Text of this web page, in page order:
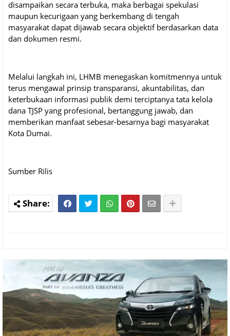
disampaikan secara terbuka, maka berbagai spekulasi
maupun kecurigaan yang berkembang di tengah
masyarakat dapat dijawab secara objektif berdasarkan data
dan dokumen resmi.
Melalui langkah ini, LHMB menegaskan komitmennya untuk
terus mengawal prinsip transparansi, akuntabilitas, dan
keterbukaan informasi publik demi terciptanya tata kelola
dana TJSP yang profesional, bertanggung jawab, dan
memberikan manfaat sebesar-besarnya bagi masyarakat
Kota Dumai.
Sumber Rilis